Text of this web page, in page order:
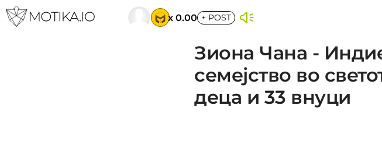
x 0.00 + POST
Зиона Чана -
семејство во
деца и 33 внуци